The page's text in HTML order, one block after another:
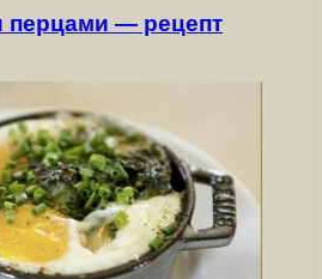
перцами — рецепт